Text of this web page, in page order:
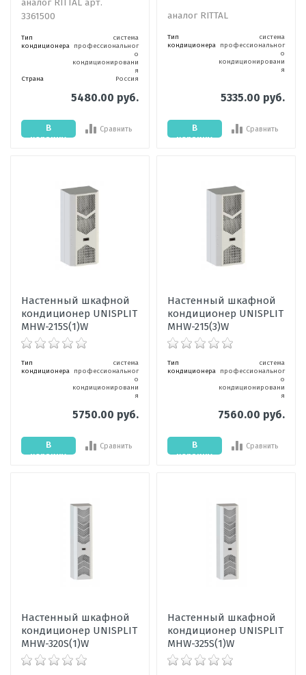
аналог RITTAL арт.
3361500
Тип
кондиционера
система
профессиональног
о
кондиционировани
я
Страна
Россия
5480.00 руб.
В
корзину
Сравнить
аналог RITTAL
Тип
кондиционера
система
профессиональног
о
кондиционировани
я
5335.00 руб.
В
корзину
Сравнить
Настенный шкафной
кондиционер UNISPLIT
MHW-215S(1)W
Тип
кондиционера
система
профессиональног
о
кондиционировани
я
5750.00 руб.
В
корзину
Сравнить
Настенный шкафной
кондиционер UNISPLIT
MHW-215(3)W
Тип
кондиционера
система
профессиональног
о
кондиционировани
я
7560.00 руб.
В
корзину
Сравнить
Настенный шкафной
кондиционер UNISPLIT
MHW-320S(1)W
Настенный шкафной
кондиционер UNISPLIT
MHW-325S(1)W